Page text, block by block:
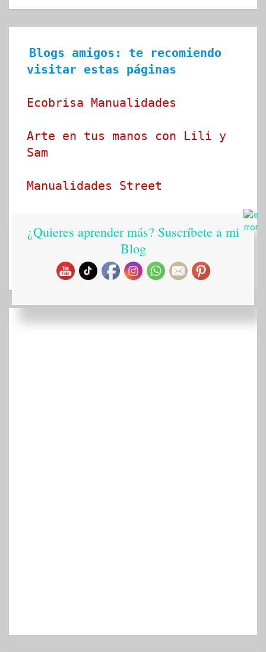
Blogs amigos: te recomiendo
visitar estas páginas
Ecobrisa Manualidades
Arte en tus manos con Lili y
Sam
Manualidades Street
¿Quieres aprender más? Suscríbete a mi
Blog